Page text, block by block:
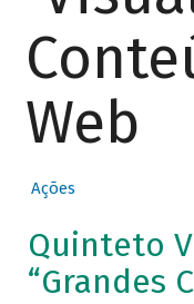
Web
Ações
Quinteto
“Grandes